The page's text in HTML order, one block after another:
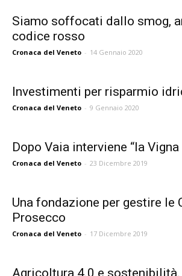
Siamo soffocati dallo smog,
codice rosso
Cronaca del Veneto - 14 Gennaio 2020
Investimenti per risparmio
Cronaca del Veneto - 9 Gennaio 2020
Dopo Vaia interviene “la Vigna
Cronaca del Veneto - 23 Dicembre 2019
Una fondazione per gestire le
Prosecco
Cronaca del Veneto - 17 Dicembre 2019